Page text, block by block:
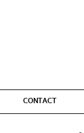
CONTACT